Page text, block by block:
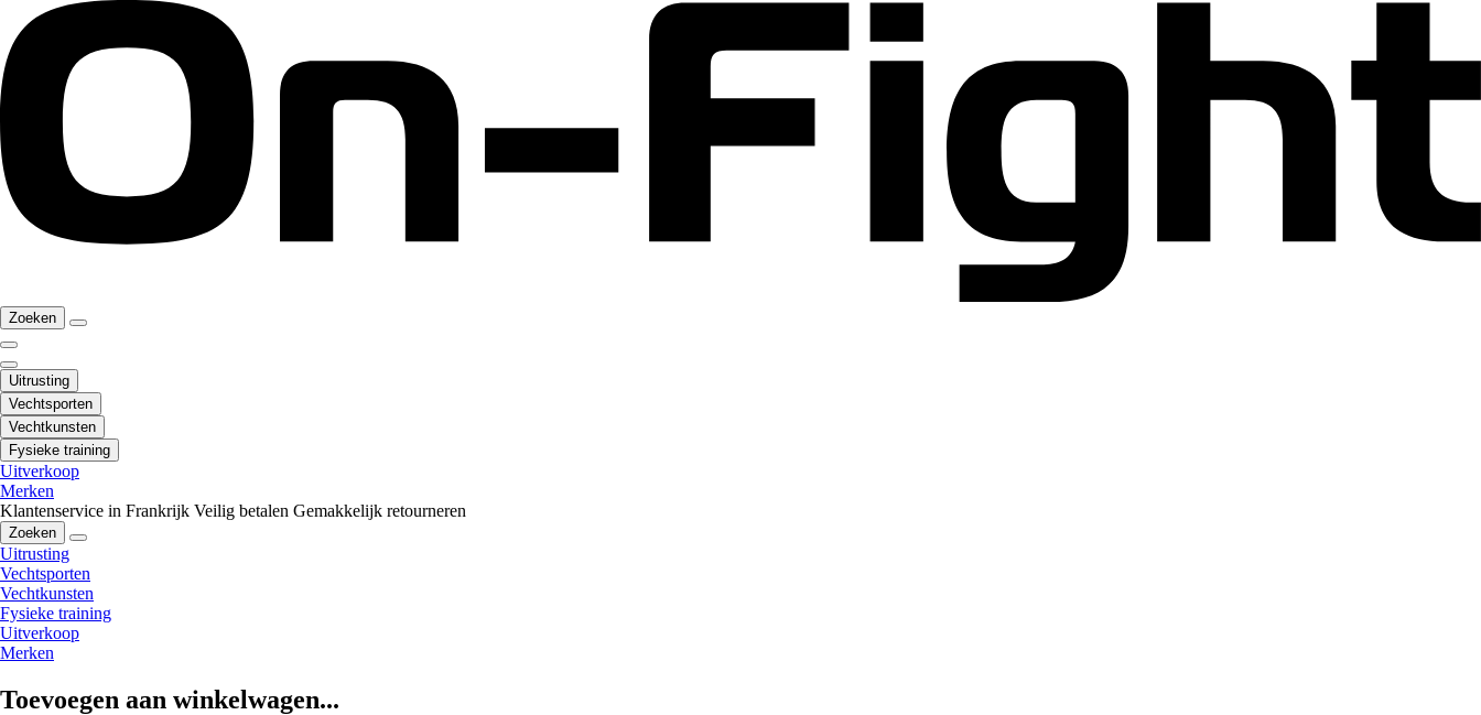
Zoeken
Uitrusting
Vechtsporten
Vechtkunsten
Fysieke training
Uitverkoop
Merken
Klantenservice in Frankrijk Veilig betalen Gemakkelijk retourneren
Zoeken
Uitrusting
Vechtsporten
Vechtkunsten
Fysieke training
Uitverkoop
Merken
Toevoegen aan winkelwagen...